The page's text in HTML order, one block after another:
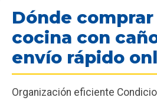
Dónde
cocina con
envío rápido
Organización eficiente